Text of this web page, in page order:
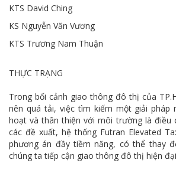
KTS David Ching
KS Nguyễn Văn Vương
KTS Trương Nam Thuận
THỰC TRẠNG
Trong bối cảnh giao thông đô thị của
nên quá tải, việc tìm kiếm một giải pháp
hoạt và thân thiện với môi trường là điều
các đề xuất, hệ thống Futran Elevated
phương án đầy tiềm năng, có thể thay
chúng ta tiếp cận giao thông đô thị hiện